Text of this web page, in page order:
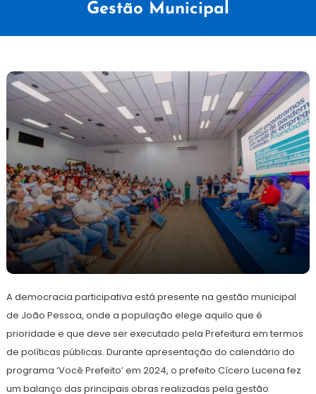
Gestão Municipal
20
maio
de
Redação
A democracia participativa está presente na gestão municipal
de João Pessoa, onde a população elege aquilo que é
prioridade e que deve ser executado pela Prefeitura em termos
de políticas públicas. Durante apresentação do calendário do
programa ‘Você Prefeito’ em 2024, o prefeito Cícero Lucena fez
um balanço das principais obras realizadas pela gestão